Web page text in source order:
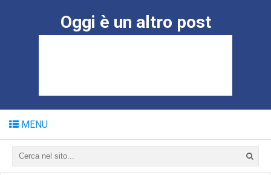
Oggi è un altro post
MENU